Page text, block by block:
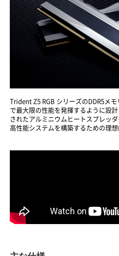
Trident Z5 RGB シリーズのDDR5メ
で最大限の性能を発揮するように設
されたアルミニウムヒートスプレッ
高性能システムを構築するための理想